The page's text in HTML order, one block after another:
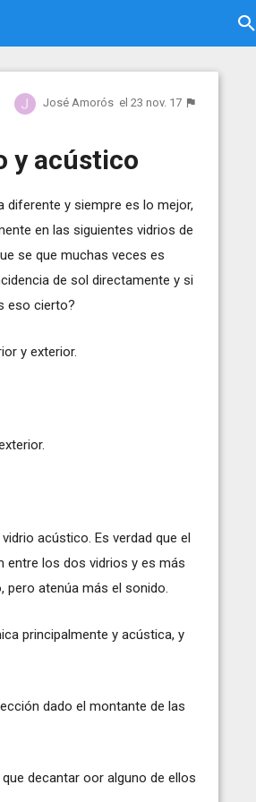
José Amorós el 23 nov. 17
y acústico
diferente y siempre es lo mejor,
en las siguientes vidrios de
se que muchas veces es
de sol directamente y si
eso cierto?
y exterior.
acústico. Es verdad que el
entre los dos vidrios y es más
pero atenúa más el sonido.
principalmente y acústica, y
dado el montante de las
decantar oor alguno de ellos